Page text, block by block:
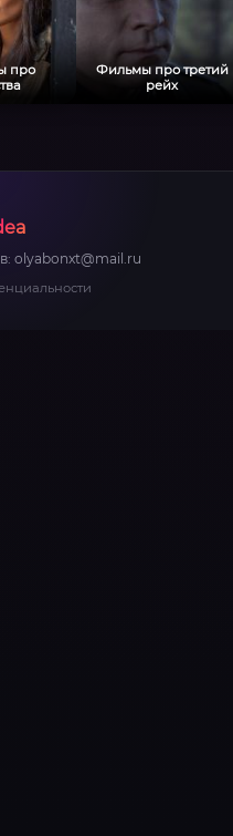
про
Фильмы про третий
рейх
olyabonxt@mail.ru